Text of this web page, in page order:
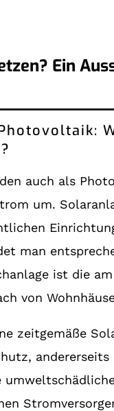
Ein
auch als
um.
man
ist die
von
zeitgemäße